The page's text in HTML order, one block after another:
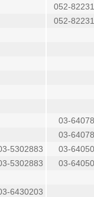
052-
052-
03-
03-
03-
5302883
03-
5302883
6430203